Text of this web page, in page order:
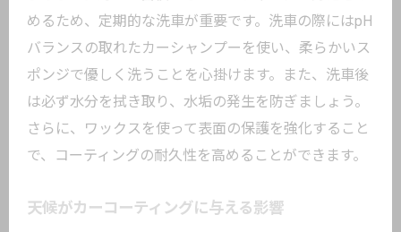
めるため、定期的な洗車が重要です。洗車の際にはpH
バランスの取れたカーシャンプーを使い、柔らかいス
ポンジで優しく洗うことを心掛けます。また、洗車後
は必ず水分を拭き取り、水垢の発生を防ぎましょう。
さらに、ワックスを使って表面の保護を強化すること
で、コーティングの耐久性を高めることができます。
天候がカーコーティングに与える影響